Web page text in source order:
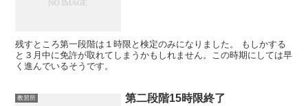
残すところ第一段階は１時限と検定のみになりました。 もしかする
と３月中に免許が取れてしまうかもしれません。この時期にしては早
く進んでいるそうです。
教習所 第二段階15時限終了